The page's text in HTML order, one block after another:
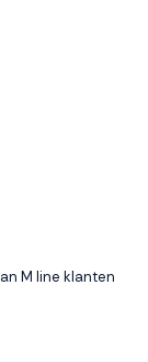
M line klanten